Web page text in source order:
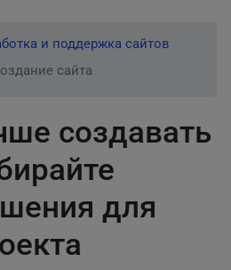
и поддержка сайтов
сайта
создавать
для